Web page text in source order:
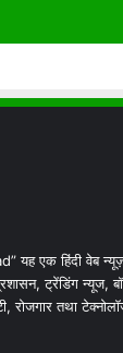
यह एक हिंदी वेब
ट्रेंडिंग
रोजगार तथा